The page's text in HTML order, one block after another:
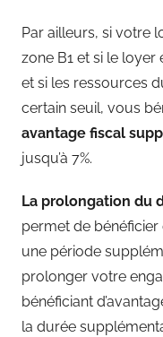
Par ailleurs, si votre
zone B1 et si le
et si les ressources
certain seuil, vous
avantage fiscal
jusqu’à 7%.
La prolongation du
permet de
une période
prolonger votre
bénéficiant
la durée